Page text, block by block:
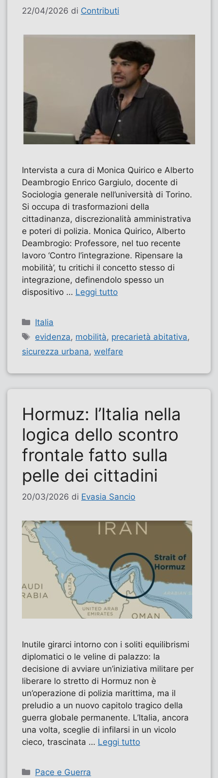
22/04/2026 di Contributi
Intervista a cura di Monica Quirico e Alberto
Deambrogio Enrico Gargiulo, docente di
Sociologia generale nell’università di Torino.
Si occupa di trasformazioni della
cittadinanza, discrezionalità amministrativa
e poteri di polizia. Monica Quirico, Alberto
Deambrogio: Professore, nel tuo recente
lavoro ‘Contro l’integrazione. Ripensare la
mobilità’, tu critichi il concetto stesso di
integrazione, definendolo spesso un
dispositivo … Leggi tutto
Categorie
Italia
Tag
evidenza, mobilità, precarietà abitativa,
sicurezza urbana, welfare
Hormuz: l’Italia nella
logica dello scontro
frontale fatto sulla
pelle dei cittadini
20/03/2026 di Evasia Sancio
Inutile girarci intorno con i soliti equilibrismi
diplomatici o le veline di palazzo: la
decisione di avviare un’iniziativa militare per
liberare lo stretto di Hormuz non è
un’operazione di polizia marittima, ma il
preludio a un nuovo capitolo tragico della
guerra globale permanente. L’Italia, ancora
una volta, sceglie di infilarsi in un vicolo
cieco, trascinata … Leggi tutto
Categorie
Pace e Guerra